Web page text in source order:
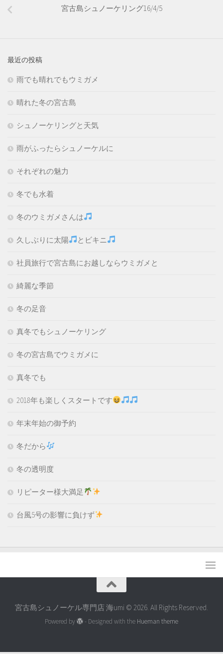
宮古島シュノーケリング16/4/5
最近の投稿
雨でも晴れでもウミガメ
晴れた冬の宮古島
シュノーケリングと天気
雨がふったらシュノーケルに
それぞれの魅力
冬でも水着
冬のウミガメさんは
久しぶりに太陽 とビキニ
社員旅行で宮古島にお越しならウミガメと
綺麗な季節
冬の足音
真冬でもシュノーケリング
冬の宮古島でウミガメに
真冬でも
2018年も楽しくスタートです
年末年始の御予約
冬だから
冬の透明度
リピーター様大満足
台風5号の影響に負けず
宮古島シュノーケル専門店 海umi © 2026. All Rights Reserved.
Powered by - Designed with the Hueman theme